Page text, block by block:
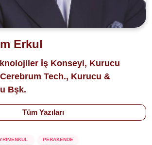
Erkul
İş Konseyi, Kurucu
Tech., Kurucu &
Bşk.
Tüm Yazıları
PERAKENDE